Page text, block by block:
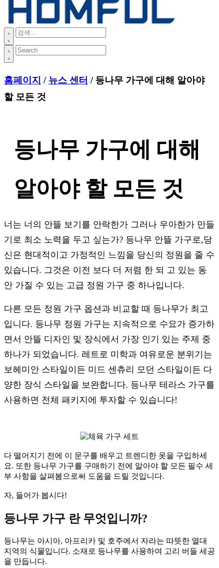
홈페이지 / 뉴스 센터 / 등나무 가구에 대해 알아야
할 모든 것
등나무 가구에 대해
알아야 할 모든 것
너는 너의 안뜰 보기를 안락한가 그러나 우아한가 만들
기로 최소 노력을 두고 싶는가? 등나무 안뜰 가구로,당
신은 현대적이고 가정적인 느낌을 당신의 정원을 줄 수
있습니다. 그것은 이전 보다 더 저렴 한 되 고 있는 동
안 가질 수 있는 고급 정원 가구 중 하나입니다.
다른 모든 정원 가구 옵션과 비교할 때 등나무가 최고
입니다. 등나무 정원 가구는 지속적으로 수요가 증가하
면서 안뜰 디자인 및 장식에서 가장 인기 있는 주제 중
하나가 되었습니다. 레트로 미학과 여유로운 분위기는
보헤미안 스타일이든 미드 센츄리 모던 스타일이든 다
양한 장식 스타일을 보완합니다. 등나무 테라스 가구를
사용하면 전체 패키지에 투자할 수 있습니다!
다 떨어지기 전에 이 문구를 배우고 트렌디한 옷을 구입하세
요. 또한 등나무 가구를 구매하기 전에 알아야 할 모든 필수 세
부 사항을 살펴봄으로써 도움을 드릴 것입니다.
자, 들어가 봅시다!
등나무 가구 란 무엇입니까?
등나무는 아시아, 아프리카 및 호주에서 자라는 따뜻한 열대
지역의 식물입니다. 소재로 등나무를 사용하여 고리 버들 세공
을 만듭니다.